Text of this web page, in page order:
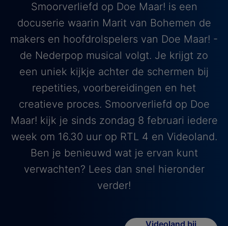
Smoorverliefd op Doe Maar! is een
docuserie waarin Marit van Bohemen de
makers en hoofdrolspelers van Doe Maar! -
de Nederpop musical volgt. Je krijgt zo
een uniek kijkje achter de schermen bij
repetities, voorbereidingen en het
creatieve proces. Smoorverliefd op Doe
Maar! kijk je sinds zondag 8 februari iedere
week om 16.30 uur op RTL 4 en Videoland.
Ben je benieuwd wat je ervan kunt
verwachten? Lees dan snel hieronder
verder!